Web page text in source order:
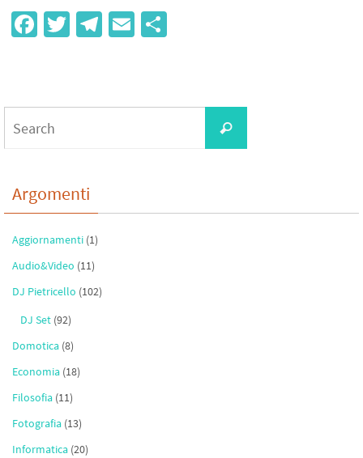
Fa
o
o
T
er
Te
a
E
e
Search
Argomenti
Aggiornamenti (1)
Audio&Video (11)
DJ Pietricello (102)
DJ Set (92)
Domotica (8)
Economia (18)
Filosofia (11)
Fotografia (13)
Informatica (20)